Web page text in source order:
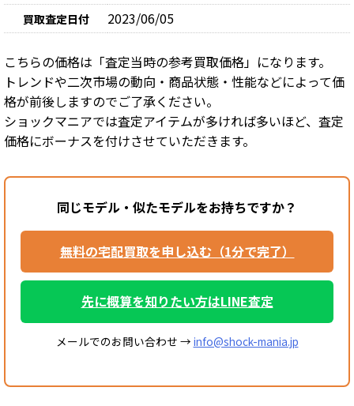
買取査定日付 2023/06/05
こちらの価格は「査定当時の参考買取価格」になります。
トレンドや二次市場の動向・商品状態・性能などによって価
格が前後しますのでご了承ください。
ショックマニアでは査定アイテムが多ければ多いほど、査定
価格にボーナスを付けさせていただきます。
同じモデル・似たモデルをお持ちですか？
無料の宅配買取を申し込む（1分で完了）
先に概算を知りたい方はLINE査定
メールでのお問い合わせ → info@shock-mania.jp